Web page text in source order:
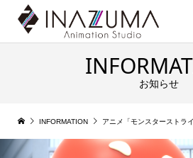
お知らせ
INFORMATION アニメ「モンスターストライク」アーサー